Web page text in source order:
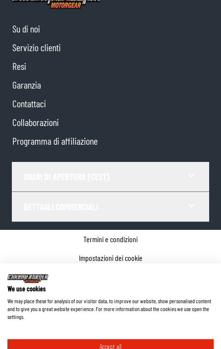
Su di noi
Servizio clienti
Resi
Garanzia
Contattaci
Collaborazioni
Programma di affiliazione
Termini e condizioni
Impostazioni dei cookie
©2026ChromeBurner - Tutti i diritti riservati.
We use cookies
We may place these for analysis of our visitor data, to improve our website, show personalised content
and to give you a great website experience. For more information about the cookies we use open the
settings.
Accept all